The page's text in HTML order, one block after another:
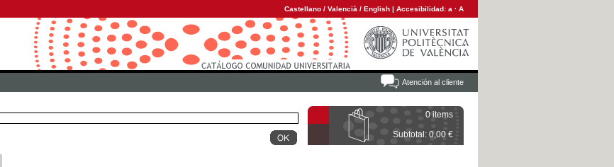
Castellano / Valencià / English | Accesibilidad: a · A
Atención al cliente
0 items
Subtotal: 0,00 €